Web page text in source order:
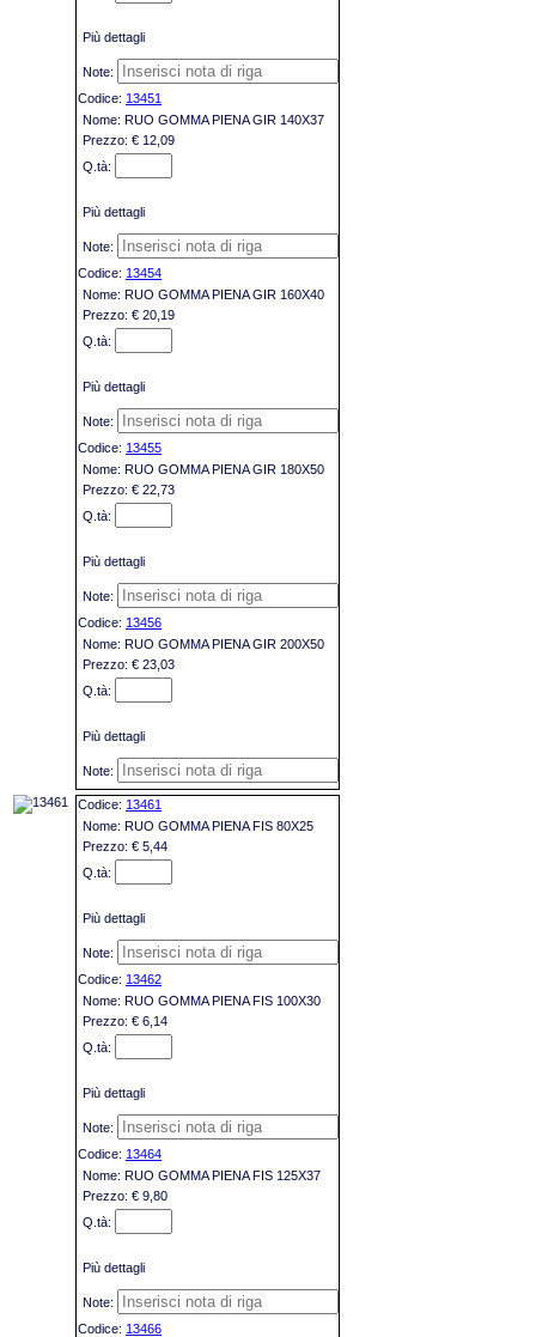
Più dettagli
13451
RUO GOMMA PIENA GIR 140X37
€ 12,09
Più dettagli
13454
RUO GOMMA PIENA GIR 160X40
€ 20,19
Più dettagli
13455
RUO GOMMA PIENA GIR 180X50
€ 22,73
Più dettagli
13456
RUO GOMMA PIENA GIR 200X50
€ 23,03
Più dettagli
13461
RUO GOMMA PIENA FIS 80X25
€ 5,44
Più dettagli
13462
RUO GOMMA PIENA FIS 100X30
€ 6,14
Più dettagli
13464
RUO GOMMA PIENA FIS 125X37
€ 9,80
Più dettagli
13466